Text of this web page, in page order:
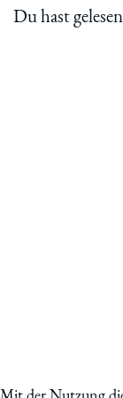
Du hast